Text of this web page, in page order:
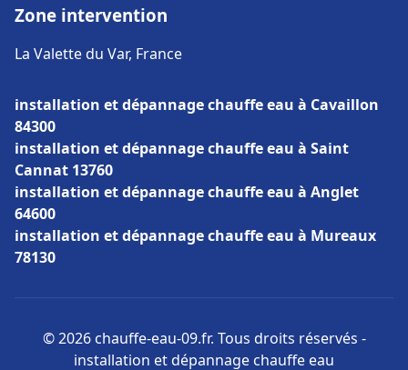
Zone intervention
La Valette du Var, France
installation et dépannage chauffe eau à Cavaillon
84300
installation et dépannage chauffe eau à Saint
Cannat 13760
installation et dépannage chauffe eau à Anglet
64600
installation et dépannage chauffe eau à Mureaux
78130
© 2026 chauffe-eau-09.fr. Tous droits réservés -
installation et dépannage chauffe eau